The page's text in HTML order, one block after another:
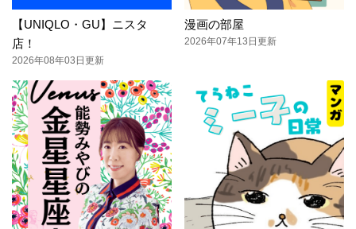
【UNIQLO・GU】ニスタ
店！
2026年08年03日更新
漫画の部屋
2026年07年13日更新